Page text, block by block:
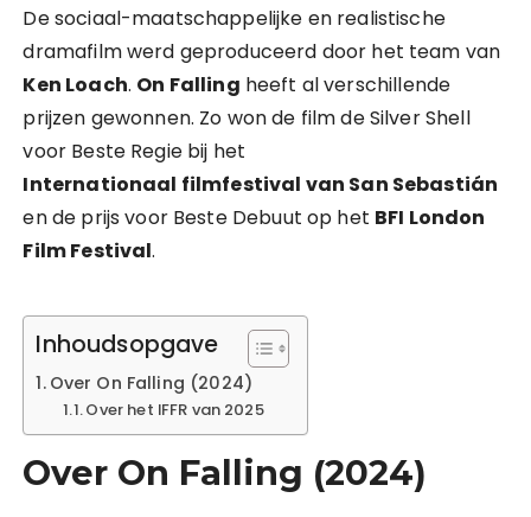
De sociaal-maatschappelijke en realistische
dramafilm werd geproduceerd door het team van
Ken Loach. On Falling heeft al verschillende
prijzen gewonnen. Zo won de film de Silver Shell
voor Beste Regie bij het
Internationaal filmfestival van San Sebastián
en de prijs voor Beste Debuut op het BFI London
Film Festival.
Inhoudsopgave
Over On Falling (2024)
Over het IFFR van 2025
Over On Falling (2024)